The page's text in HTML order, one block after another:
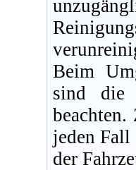
Beim
sind die
jeden Fall
der